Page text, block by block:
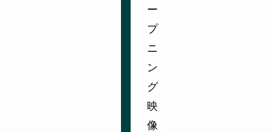
ー
プ
ニ
ン
グ
映
像